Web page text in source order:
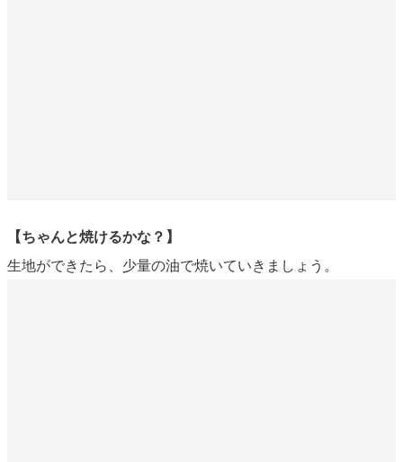
【ちゃんと焼けるかな？】
生地ができたら、少量の油で焼いていきましょう。